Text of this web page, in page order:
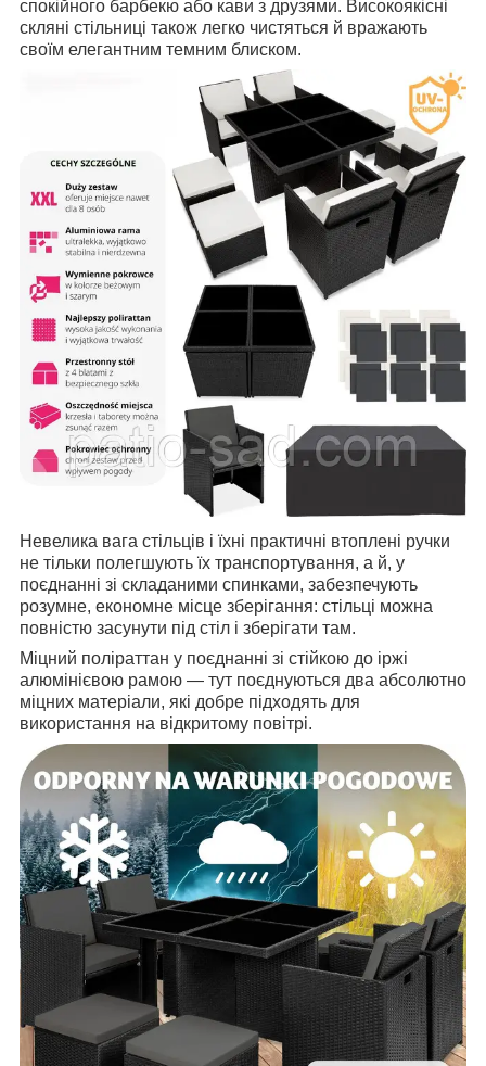
спокійного барбекю або кави з друзями. Високоякісні
скляні стільниці також легко чистяться й вражають
своїм елегантним темним блиском.
Невелика вага стільців і їхні практичні втоплені ручки
не тільки полегшують їх транспортування, а й, у
поєднанні зі складаними спинками, забезпечують
розумне, економне місце зберігання: стільці можна
повністю засунути під стіл і зберігати там.
Міцний поліраттан у поєднанні зі стійкою до іржі
алюмінієвою рамою — тут поєднуються два абсолютно
міцних матеріали, які добре підходять для
використання на відкритому повітрі.